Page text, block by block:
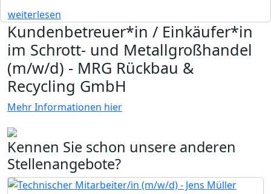
weiterlesen
Kundenbetreuer*in / Einkäufer*in
im Schrott- und Metallgroßhandel
(m/w/d) - MRG Rückbau &
Recycling GmbH
Mehr Informationen hier
Kennen Sie schon unsere anderen
Stellenangebote?